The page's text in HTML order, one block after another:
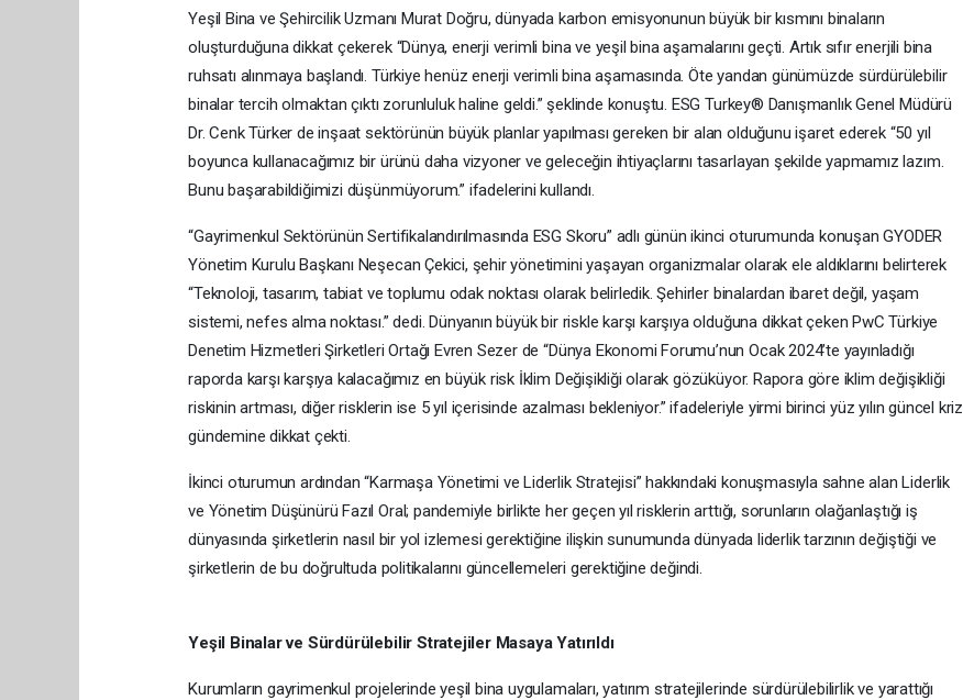
Yeşil Bina ve Şehircilik Uzmanı Murat Doğru, dünyada karbon emisyonunun büyük bir kısmını binaların
oluşturduğuna dikkat çekerek “Dünya, enerji verimli bina ve yeşil bina aşamalarını geçti. Artık sıfır enerjili bina
ruhsatı alınmaya başlandı. Türkiye henüz enerji verimli bina aşamasında. Öte yandan günümüzde sürdürülebilir
binalar tercih olmaktan çıktı zorunluluk haline geldi.” şeklinde konuştu. ESG Turkey® Danışmanlık Genel Müdürü
Dr. Cenk Türker de inşaat sektörünün büyük planlar yapılması gereken bir alan olduğunu işaret ederek “50 yıl
boyunca kullanacağımız bir ürünü daha vizyoner ve geleceğin ihtiyaçlarını tasarlayan şekilde yapmamız lazım.
Bunu başarabildiğimizi düşünmüyorum.” ifadelerini kullandı.
“Gayrimenkul Sektörünün Sertifikalandırılmasında ESG Skoru” adlı günün ikinci oturumunda konuşan GYODER
Yönetim Kurulu Başkanı Neşecan Çekici, şehir yönetimini yaşayan organizmalar olarak ele aldıklarını belirterek
“Teknoloji, tasarım, tabiat ve toplumu odak noktası olarak belirledik. Şehirler binalardan ibaret değil, yaşam
sistemi, nefes alma noktası.” dedi. Dünyanın büyük bir riskle karşı karşıya olduğuna dikkat çeken PwC Türkiye
Denetim Hizmetleri Şirketleri Ortağı Evren Sezer de “Dünya Ekonomi Forumu’nun Ocak 2024’te yayınladığı
raporda karşı karşıya kalacağımız en büyük risk İklim Değişikliği olarak gözüküyor. Rapora göre iklim değişikliği
riskinin artması, diğer risklerin ise 5 yıl içerisinde azalması bekleniyor.” ifadeleriyle yirmi birinci yüz yılın güncel kriz
gündemine dikkat çekti.
İkinci oturumun ardından “Karmaşa Yönetimi ve Liderlik Stratejisi” hakkındaki konuşmasıyla sahne alan Liderlik
ve Yönetim Düşünürü Fazıl Oral; pandemiyle birlikte her geçen yıl risklerin arttığı, sorunların olağanlaştığı iş
dünyasında şirketlerin nasıl bir yol izlemesi gerektiğine ilişkin sunumunda dünyada liderlik tarzının değiştiği ve
şirketlerin de bu doğrultuda politikalarını güncellemeleri gerektiğine değindi.
Yeşil Binalar ve Sürdürülebilir Stratejiler Masaya Yatırıldı
Kurumların gayrimenkul projelerinde yeşil bina uygulamaları, yatırım stratejilerinde sürdürülebilirlik ve yarattığı